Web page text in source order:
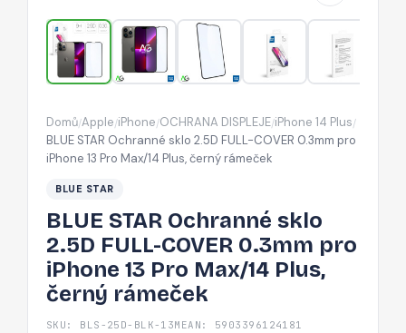
COVER
0.3mm
pro
iPhone
Pro
Max/14
rámeček
Domů/Apple/iPhone/OCHRANA DISPLEJE/iPhone 14 Plus/
BLUE STAR Ochranné sklo 2.5D FULL-COVER 0.3mm pro
iPhone 13 Pro Max/14 Plus, černý rámeček
BLUE STAR
BLUE STAR Ochranné sklo
2.5D FULL-COVER 0.3mm pro
iPhone 13 Pro Max/14 Plus,
černý rámeček
SKU: BLS-25D-BLK-13M EAN: 5903396124181